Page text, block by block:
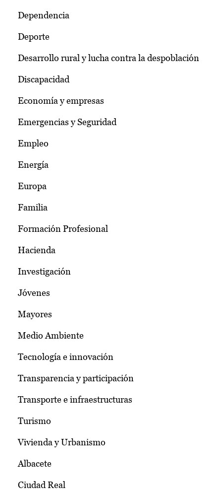
Dependencia
Deporte
Desarrollo rural y lucha contra la despoblación
Discapacidad
Economía y empresas
Emergencias y Seguridad
Empleo
Energía
Europa
Familia
Formación Profesional
Hacienda
Investigación
Jóvenes
Mayores
Medio Ambiente
Tecnología e innovación
Transparencia y participación
Transporte e infraestructuras
Turismo
Vivienda y Urbanismo
Albacete
Ciudad Real